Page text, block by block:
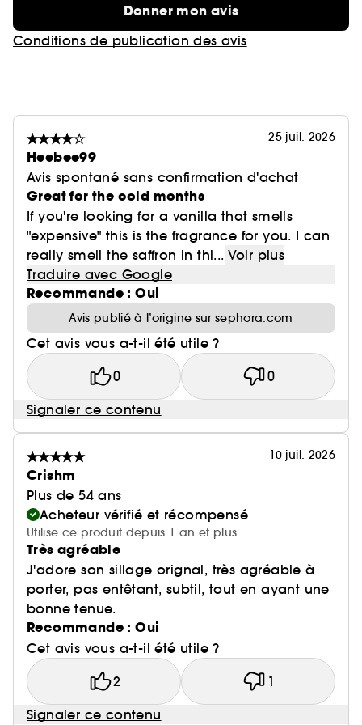
- Praline
o Notes de tête : Poire, Praline, Safran
o Notes de cœur : Rose bulgare
o Notes de fond : Bois de cachemire, sucre de
vanille, musc blanc, mousse de chêne, Oud
LES COMBOS PRÉFÉRÉS DE MONA :
•tOudgasm Vanilla Oud | 36 & Oudgasm Café
Oud | 19
Une combinaison réconfortante unique, mêlée à
la chaleur de la vanille décadente, du
cappuccino crémeux et de la richesse de l'oud.
•tOudgasm Vanilla Oud | 36 & Oudgasm
Tobacco Oud | 04
Un duo puissant et provocateur qui fait ressortir
votre côté animal !
•tOudgasm Vanilla Oud | 36 & Vanilla | 28
note gourmande préférée une intensité hors du
commun.
Donner mon avis
Conditions de publication des avis
25 juil. 2026
Heebee99
Avis spontané sans confirmation d'achat
Great for the cold months
If you're looking for a vanilla that smells
"expensive" this is the fragrance for you. I can
really smell the saffron in thi... Voir plus
Traduire avec Google
Recommande : Oui
Avis publié à l’origine sur sephora.com
Cet avis vous a-t-il été utile ?
0 0
Signaler ce contenu
10 juil. 2026
Crishm
Plus de 54 ans
Acheteur vérifié et récompensé
Utilise ce produit depuis 1 an et plus
Très agréable
J'adore son sillage orignal, très agréable à
porter, pas entêtant, subtil, tout en ayant une
bonne tenue.
Recommande : Oui
Cet avis vous a-t-il été utile ?
2 1
Signaler ce contenu